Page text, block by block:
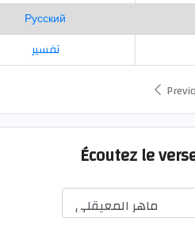
Русский
تفسير
Écoutez le